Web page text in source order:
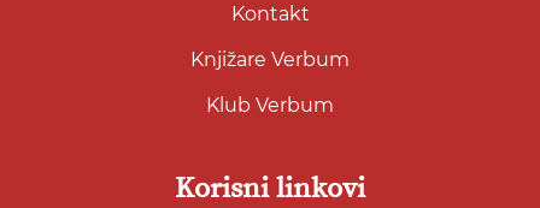
Kontakt
Knjižare Verbum
Klub Verbum
Korisni linkovi